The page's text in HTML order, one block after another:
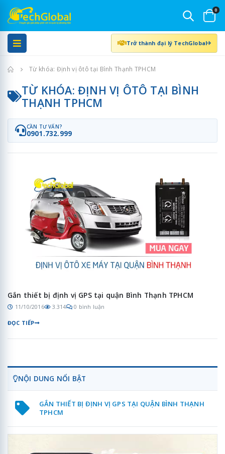
0
Trở thành đại lý TechGlobal
Trang chủTừ khóa: Định vị ôtô tại Bình Thạnh TPHCM
TỪ KHÓA: ĐỊNH VỊ ÔTÔ TẠI BÌNH
THẠNH TPHCM
CẦN TƯ VẤN?
0901.732.999
Gắn thiết bị định vị GPS tại quận Bình Thạnh TPHCM
11/10/2016 3.314 0 bình luận
ĐỌC TIẾP
NỘI DUNG NỔI BẬT
GẮN THIẾT BỊ ĐỊNH VỊ GPS TẠI QUẬN BÌNH THẠNH
TPHCM